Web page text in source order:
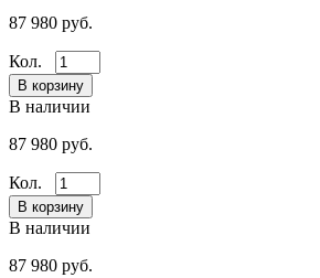
87 980 руб.
Кол.
В наличии
87 980 руб.
Кол.
В наличии
87 980 руб.